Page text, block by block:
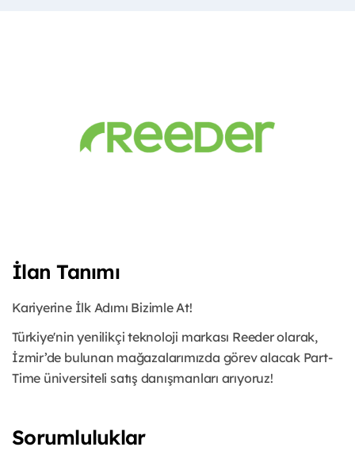
İlan Tanımı
Kariyerine İlk Adımı Bizimle At!
Türkiye'nin yenilikçi teknoloji markası Reeder olarak,
İzmir’de bulunan mağazalarımızda görev alacak Part-
Time üniversiteli satış danışmanları arıyoruz!
Sorumluluklar